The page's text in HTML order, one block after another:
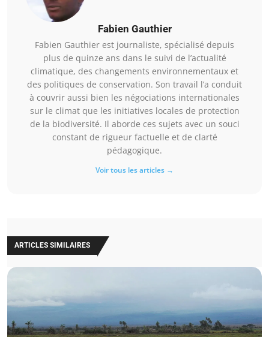
Fabien Gauthier
Fabien Gauthier est journaliste, spécialisé depuis
plus de quinze ans dans le suivi de l’actualité
climatique, des changements environnementaux et
des politiques de conservation. Son travail l’a conduit
à couvrir aussi bien les négociations internationales
sur le climat que les initiatives locales de protection
de la biodiversité. Il aborde ces sujets avec un souci
constant de rigueur factuelle et de clarté
pédagogique.
Voir tous les articles →
ARTICLES SIMILAIRES